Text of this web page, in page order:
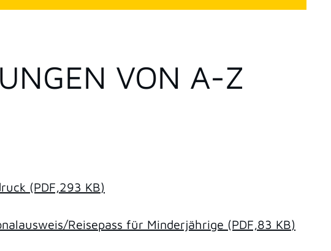
VON A-Z
(PDF,293 KB)
Reisepass für Minderjährige (PDF,83 KB)